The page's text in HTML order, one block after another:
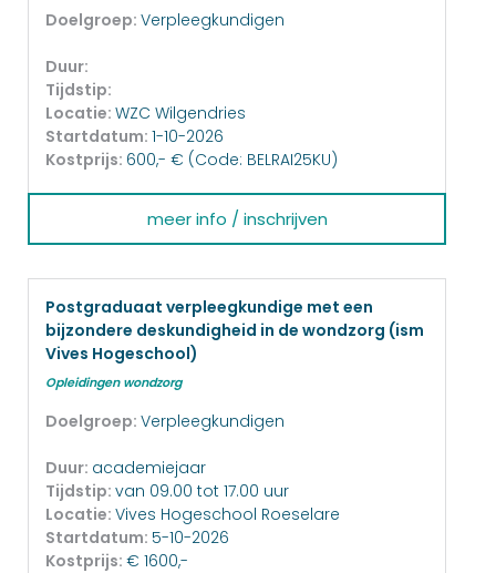
Doelgroep: Verpleegkundigen
Duur:
Tijdstip:
Locatie: WZC Wilgendries
Startdatum: 1-10-2026
Kostprijs: 600,- € (Code: BELRAI25KU)
meer info / inschrijven
Postgraduaat verpleegkundige met een
bijzondere deskundigheid in de wondzorg (ism
Vives Hogeschool)
Opleidingen wondzorg
Doelgroep: Verpleegkundigen
Duur: academiejaar
Tijdstip: van 09.00 tot 17.00 uur
Locatie: Vives Hogeschool Roeselare
Startdatum: 5-10-2026
Kostprijs: € 1600,-